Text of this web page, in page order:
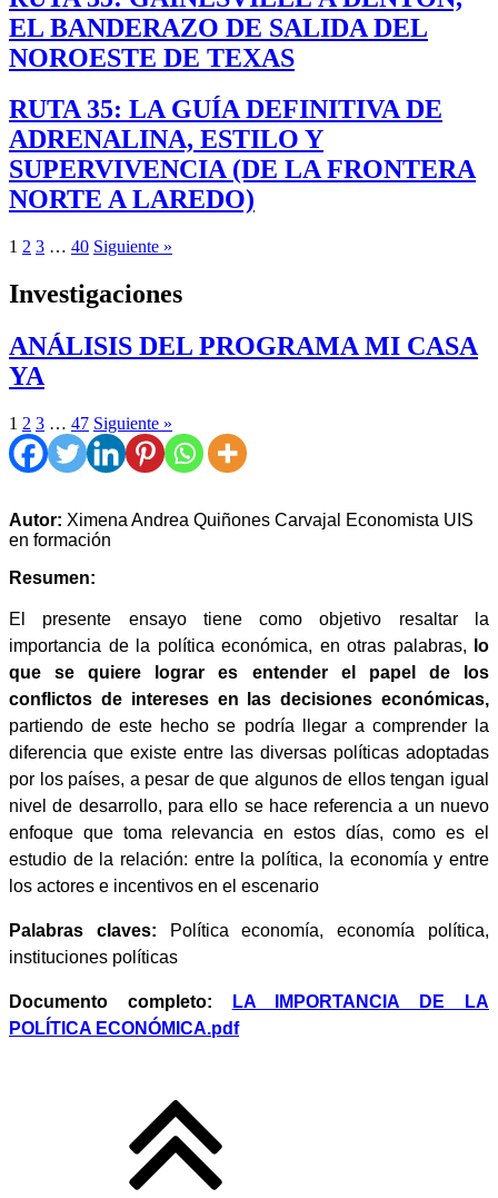
EL BANDERAZO DE SALIDA DEL
NOROESTE DE TEXAS
RUTA 35: LA GUÍA DEFINITIVA DE
ADRENALINA, ESTILO Y
SUPERVIVENCIA (DE LA FRONTERA
NORTE A LAREDO)
1 2 3 … 40 Siguiente »
Investigaciones
ANÁLISIS DEL PROGRAMA MI CASA
YA
1 2 3 … 47 Siguiente »
Autor: Ximena Andrea Quiñones Carvajal Economista UIS
en formación
Resumen:
El presente ensayo tiene como objetivo resaltar la
importancia de la política económica, en otras palabras,
lo
que se quiere lograr es entender el papel de los
conflictos de intereses en las decisiones económicas,
partiendo de este hecho se podría llegar a comprender la
diferencia que existe entre las diversas políticas adoptadas
por los países, a pesar de que algunos de ellos tengan igual
nivel de desarrollo, para ello se hace referencia a un nuevo
enfoque que toma relevancia en estos días, como es el
estudio de la relación: entre la política, la economía y entre
los actores e incentivos en el escenario
Palabras claves: Política economía, economía política,
instituciones políticas
Documento completo:
LA IMPORTANCIA DE LA
POLÍTICA ECONÓMICA.pdf